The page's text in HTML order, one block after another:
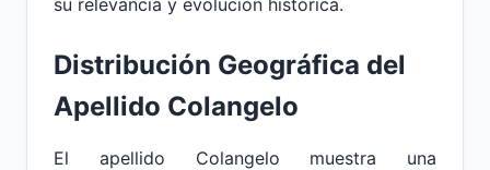
su relevancia y evolución histórica.
Distribución Geográfica del
Apellido Colangelo
El apellido Colangelo muestra una